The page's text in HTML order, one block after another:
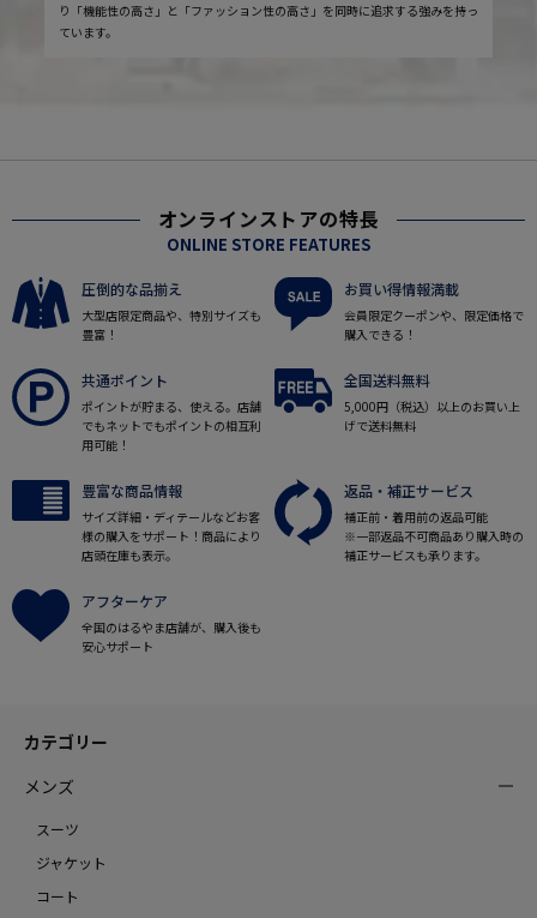
り「機能性の高さ」と「ファッション性の高さ」を同時に追求する強みを持っ
ています。
オンラインストアの特長
ONLINE STORE FEATURES
圧倒的な品揃え
大型店限定商品や、特別サイズも
豊富！
お買い得情報満載
会員限定クーポンや、限定価格で
購入できる！
共通ポイント
ポイントが貯まる、使える。店舗
でもネットでもポイントの相互利
用可能！
全国送料無料
5,000円（税込）以上のお買い上
げで送料無料
豊富な商品情報
サイズ詳細・ディテールなどお客
様の購入をサポート！商品により
店頭在庫も表示。
返品・補正サービス
補正前・着用前の返品可能
※一部返品不可商品あり購入時の
補正サービスも承ります。
アフターケア
全国のはるやま店舗が、購入後も
安心サポート
カテゴリー
メンズ
スーツ
ジャケット
コート